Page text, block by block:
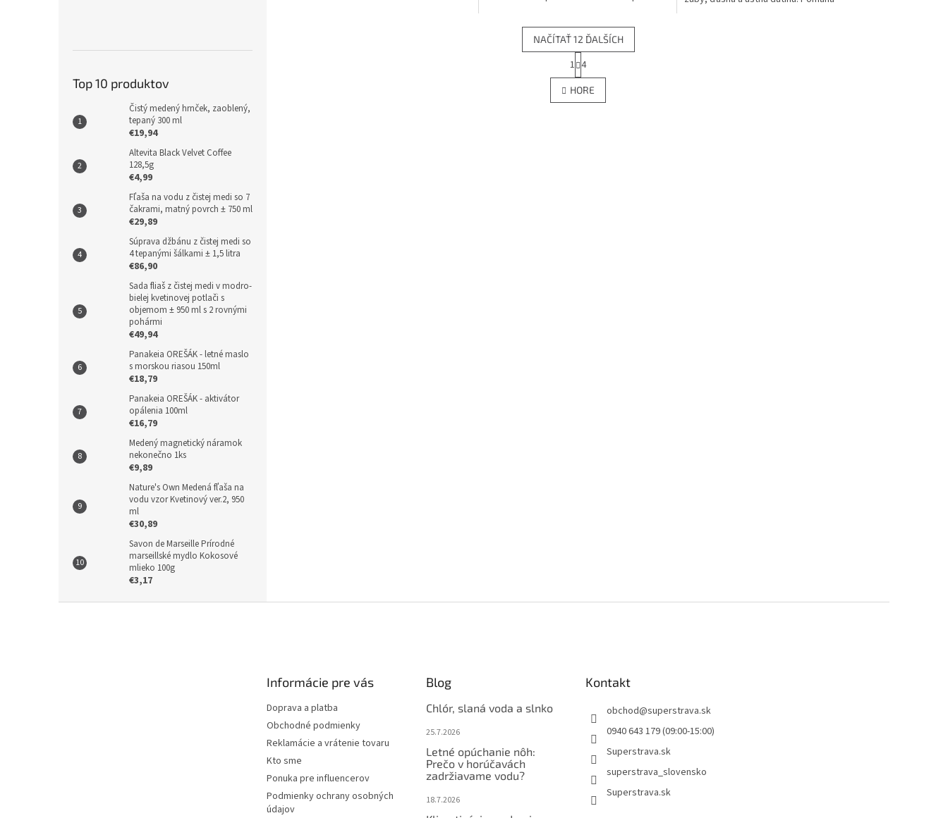
Top 10 produktov
Čistý medený hrnček, zaoblený,
tepaný 300 ml
€19,94
Altevita Black Velvet Coffee
128,5g
€4,99
Fľaša na vodu z čistej medi so 7
čakrami, matný povrch ± 750 ml
€29,89
Súprava džbánu z čistej medi so
4 tepanými šálkami ± 1,5 litra
€86,90
Sada fliaš z čistej medi v modro-
bielej kvetinovej potlači s
objemom ± 950 ml s 2 rovnými
pohármi
€49,94
Panakeia OREŠÁK - letné maslo
s morskou riasou 150ml
€18,79
Panakeia OREŠÁK - aktivátor
opálenia 100ml
€16,79
Medený magnetický náramok
nekonečno 1ks
€9,89
Nature's Own Medená fľaša na
vodu vzor Kvetinový ver.2, 950
ml
€30,89
Savon de Marseille Prírodné
marseillské mydlo Kokosové
mlieko 100g
€3,17
O
v
l
NAČÍTAŤ 12 ĎALŠÍCH
t
r
á
n
1 4
HORE
Informácie pre vás
Doprava a platba
Obchodné podmienky
Reklamácie a vrátenie tovaru
Kto sme
Ponuka pre influencerov
Podmienky ochrany osobných
údajov
Blog
Chlór, slaná voda a slnko
25.7.2026
Letné opúchanie nôh:
Prečo v horúčavách
zadržiavame vodu?
18.7.2026
Kontakt
obchod@superstrava.sk
0940 643 179 (09:00-15:00)
Superstrava.sk
superstrava_slovensko
Superstrava.sk